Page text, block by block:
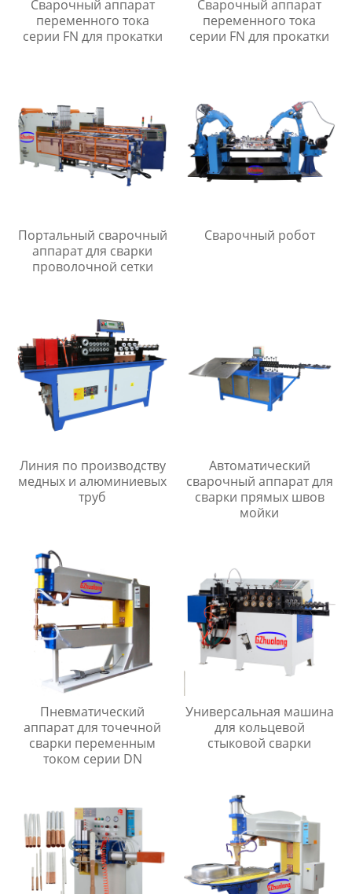
Сварочный аппарат
переменного тока
серии FN для прокатки
Сварочный аппарат
переменного тока
серии FN для прокатки
Портальный сварочный
аппарат для сварки
проволочной сетки
Сварочный робот
Линия по производству
медных и алюминиевых
труб
Автоматический
сварочный аппарат для
сварки прямых швов
мойки
Пневматический
аппарат для точечной
сварки переменным
током серии DN
Универсальная машина
для кольцевой
стыковой сварки